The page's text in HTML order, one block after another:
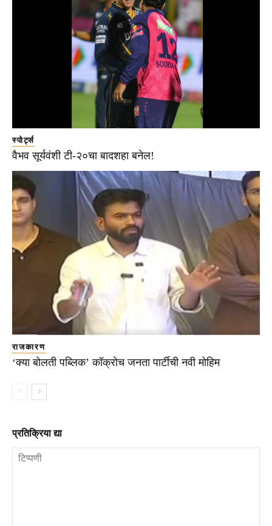
स्पोर्ट्स
वैभव सूर्यवंशी टी-२०चा बादशहा बनेल!
राजकारण
‘क्या बोलती पब्लिक’ कॉक्रोच जनता पार्टीची नवी मोहिम
प्रतिक्रिया द्या